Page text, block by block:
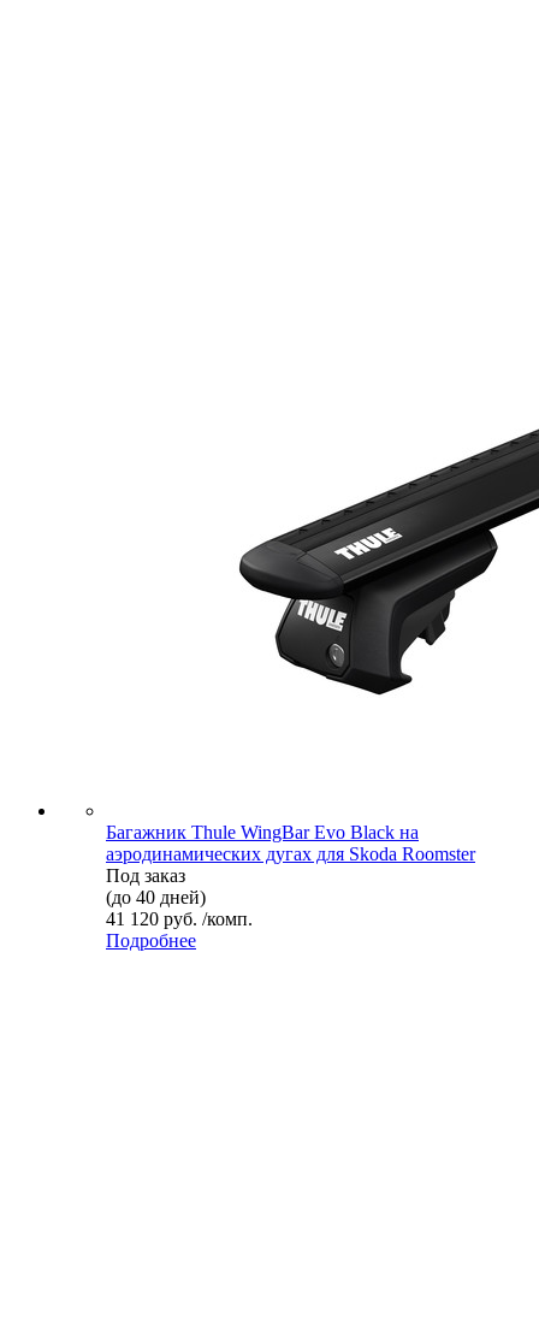
Багажник Thule WingBar Evo Black на
аэродинамических дугах для Skoda Roomster
Под заказ
(до 40 дней)
41 120 руб. /комп.
Подробнее